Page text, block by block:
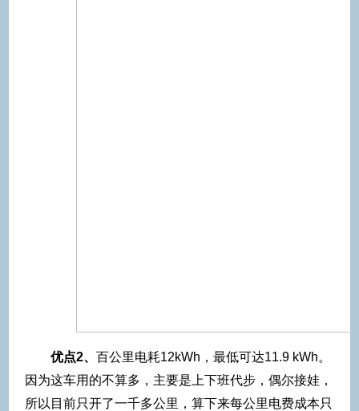
优点2、 百公里电耗12kWh，最低可达11.9 kWh。
因为这车用的不算多，主要是上下班代步，偶尔接娃，
所以目前只开了一千多公里，算下来每公里电费成本只